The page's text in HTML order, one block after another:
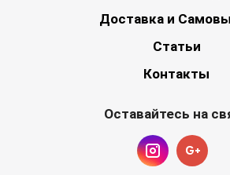
Доставка и
Статьи
Контакты
Оставайтесь на